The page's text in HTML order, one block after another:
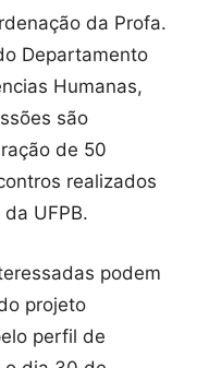
da Profa.
Departamento
Humanas,
são
de 50
realizados
UFPB.
podem
projeto
perfil de